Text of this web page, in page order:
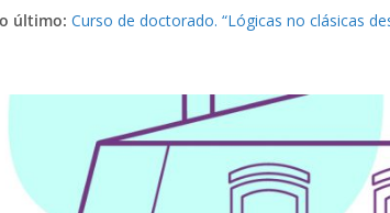
último: Curso de doctorado. “Lógicas no clásicas
Curso de posgrado. Inglés. “Nivel 1”
Curso de doctorado “Mirar, juzgar, sentir”
Defensas de Tesis y Trabajos Finales |